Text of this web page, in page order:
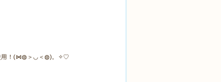
使用！(⋈◍＞◡＜◍)。✧♡